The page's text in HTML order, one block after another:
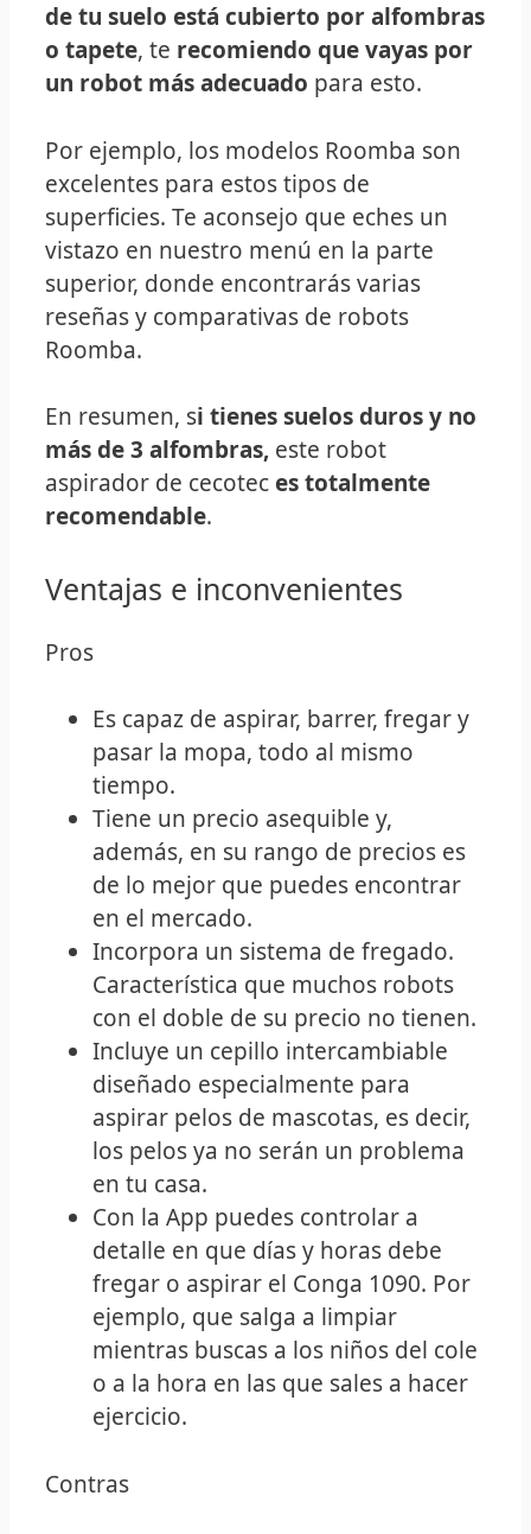
de tu suelo está cubierto por alfombras
o tapete, te recomiendo que vayas por
un robot más adecuado para esto.
Por ejemplo, los modelos Roomba son
excelentes para estos tipos de
superficies. Te aconsejo que eches un
vistazo en nuestro menú en la parte
superior, donde encontrarás varias
reseñas y comparativas de robots
Roomba.
En resumen, si tienes suelos duros y no
más de 3 alfombras, este robot
aspirador de cecotec es totalmente
recomendable.
Ventajas e inconvenientes
Pros
Es capaz de aspirar, barrer, fregar y
pasar la mopa, todo al mismo
tiempo.
Tiene un precio asequible y,
además, en su rango de precios es
de lo mejor que puedes encontrar
en el mercado.
Incorpora un sistema de fregado.
Característica que muchos robots
con el doble de su precio no tienen.
Incluye un cepillo intercambiable
diseñado especialmente para
aspirar pelos de mascotas, es decir,
los pelos ya no serán un problema
en tu casa.
Con la App puedes controlar a
detalle en que días y horas debe
fregar o aspirar el Conga 1090. Por
ejemplo, que salga a limpiar
mientras buscas a los niños del cole
o a la hora en las que sales a hacer
ejercicio.
Contras